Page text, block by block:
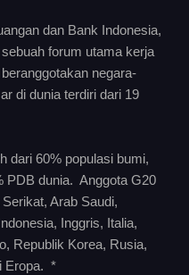
dan Bank Indonesia,
forum utama kerja
negara-
di dunia terdiri dari 19
dari 60% populasi bumi,
PDB dunia. Anggota G20
Arab Saudi,
Inggris, Italia,
Republik Korea, Rusia,
Eropa. *